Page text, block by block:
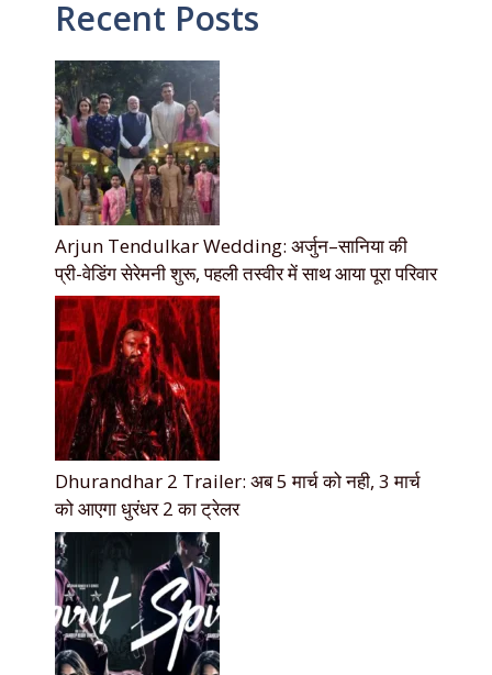
Recent Posts
Arjun Tendulkar Wedding: अर्जुन–सानिया की
प्री-वेडिंग सेरेमनी शुरू, पहली तस्वीर में साथ आया पूरा परिवार
Dhurandhar 2 Trailer: अब 5 मार्च को नही, 3 मार्च
को आएगा धुरंधर 2 का ट्रेलर